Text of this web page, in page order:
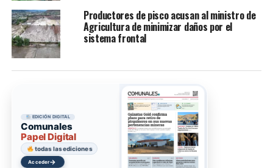
Productores de pisco acusan al ministro de
Agricultura de minimizar daños por el
sistema frontal
EDICIÓN DIGITAL
Comunales
Papel Digital
todas las ediciones
Acceder→